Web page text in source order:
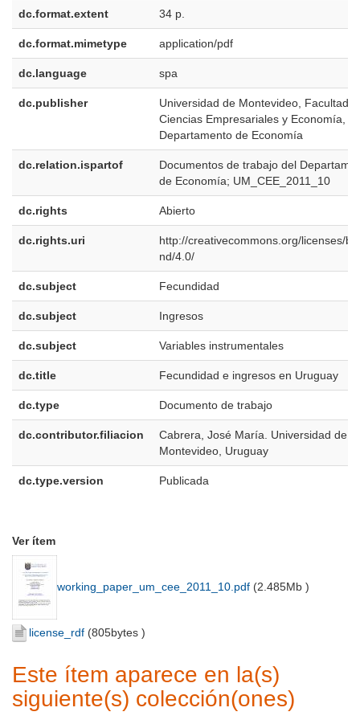
dc.format.extent 34 p.
dc.format.mimetype application/pdf
dc.language spa
dc.publisher
Universidad de Montevideo, Facultad
Ciencias Empresariales y Economía,
Departamento de Economía
dc.relation.ispartof
Documentos de trabajo del
de Economía; UM_CEE_2011_10
dc.rights Abierto
dc.rights.uri
http://creativecommons.org/licenses/
nd/4.0/
dc.subject Fecundidad
dc.subject Ingresos
dc.subject Variables instrumentales
dc.title Fecundidad e ingresos en Uruguay
dc.type Documento de trabajo
dc.contributor.filiacion
Cabrera, José María. Universidad de
Montevideo, Uruguay
dc.type.version Publicada
Ver ítem
working_paper_um_cee_2011_10.pdf (2.485Mb )
license_rdf (805bytes )
Este ítem aparece en la(s)
siguiente(s) colección(ones)